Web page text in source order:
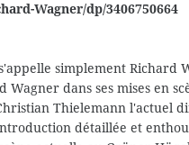
Wagner/dp/3406750664
simplement Richard
dans ses mises en
Thielemann l'actuel
détaillée et